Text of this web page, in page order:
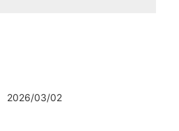
2026/03/02